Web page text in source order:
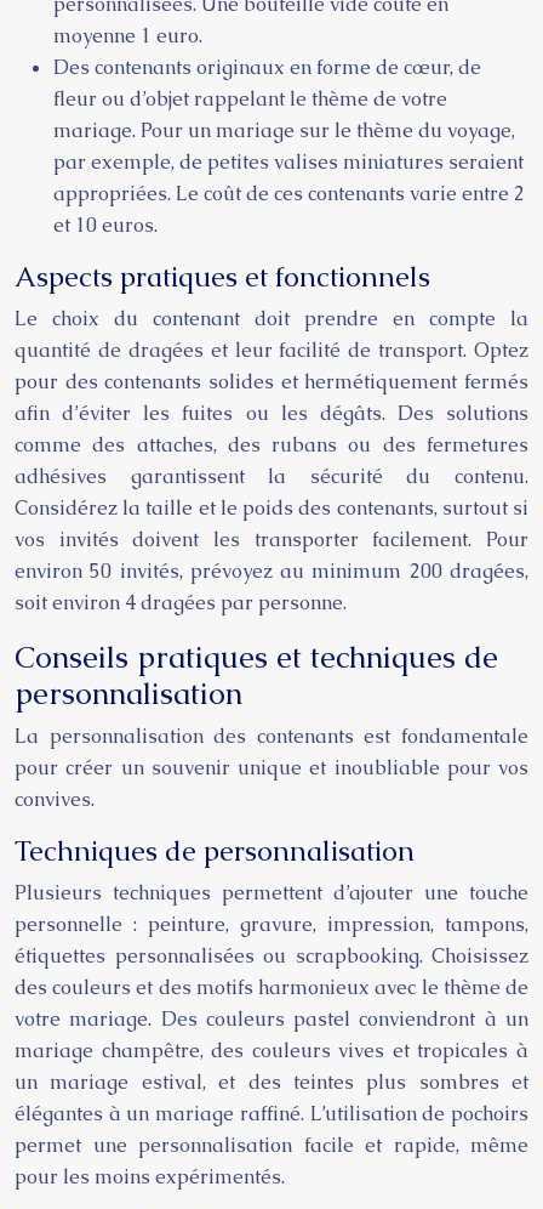
moyenne 1 euro.
Des contenants originaux en forme de cœur, de
fleur ou d’objet rappelant le thème de votre
mariage. Pour un mariage sur le thème du voyage,
par exemple, de petites valises miniatures seraient
appropriées. Le coût de ces contenants varie entre 2
et 10 euros.
Aspects pratiques et fonctionnels
Le choix du contenant doit prendre en compte la
quantité de dragées et leur facilité de transport. Optez
pour des contenants solides et hermétiquement fermés
afin d’éviter les fuites ou les dégâts. Des solutions
comme des attaches, des rubans ou des fermetures
adhésives garantissent la sécurité du contenu.
Considérez la taille et le poids des contenants, surtout si
vos invités doivent les transporter facilement. Pour
environ 50 invités, prévoyez au minimum 200 dragées,
soit environ 4 dragées par personne.
Conseils pratiques et techniques de
personnalisation
La personnalisation des contenants est fondamentale
pour créer un souvenir unique et inoubliable pour vos
convives.
Techniques de personnalisation
Plusieurs techniques permettent d’ajouter une touche
personnelle : peinture, gravure, impression, tampons,
étiquettes personnalisées ou scrapbooking. Choisissez
des couleurs et des motifs harmonieux avec le thème de
votre mariage. Des couleurs pastel conviendront à un
mariage champêtre, des couleurs vives et tropicales à
un mariage estival, et des teintes plus sombres et
élégantes à un mariage raffiné. L’utilisation de pochoirs
permet une personnalisation facile et rapide, même
pour les moins expérimentés.